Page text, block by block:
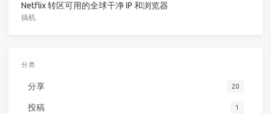
Netflix 转区可用的全球干净 IP 和浏览器
搞机
分类
分享 20
投稿 1